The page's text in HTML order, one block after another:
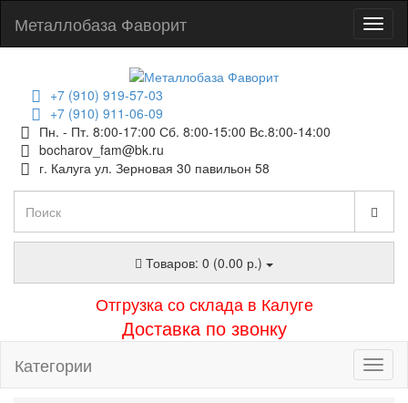
Металлобаза Фаворит
+7 (910) 919-57-03
+7 (910) 911-06-09
Пн. - Пт. 8:00-17:00 Сб. 8:00-15:00 Вс.8:00-14:00
bocharov_fam@bk.ru
г. Калуга ул. Зерновая 30 павильон 58
Товаров: 0 (0.00 р.)
Отгрузка со склада в Калуге
Доставка по звонку
Категории